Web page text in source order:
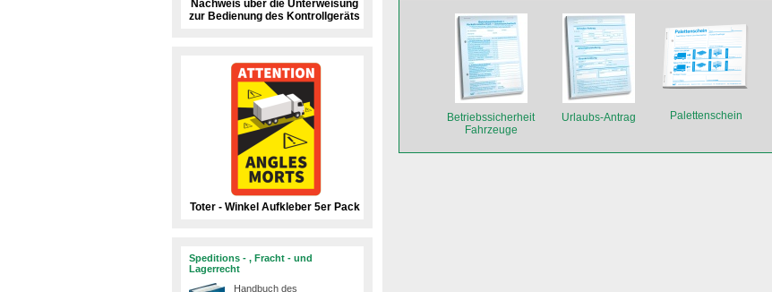
Nachweis über die Unterweisung
zur Bedienung des Kontrollgeräts
Toter - Winkel Aufkleber 5er Pack
Speditions - , Fracht - und
Lagerrecht
Handbuch des
Betriebssicherheit
Fahrzeuge
Urlaubs-Antrag Palettenschein